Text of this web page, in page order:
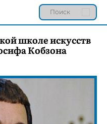
школе искусств
Кобзона